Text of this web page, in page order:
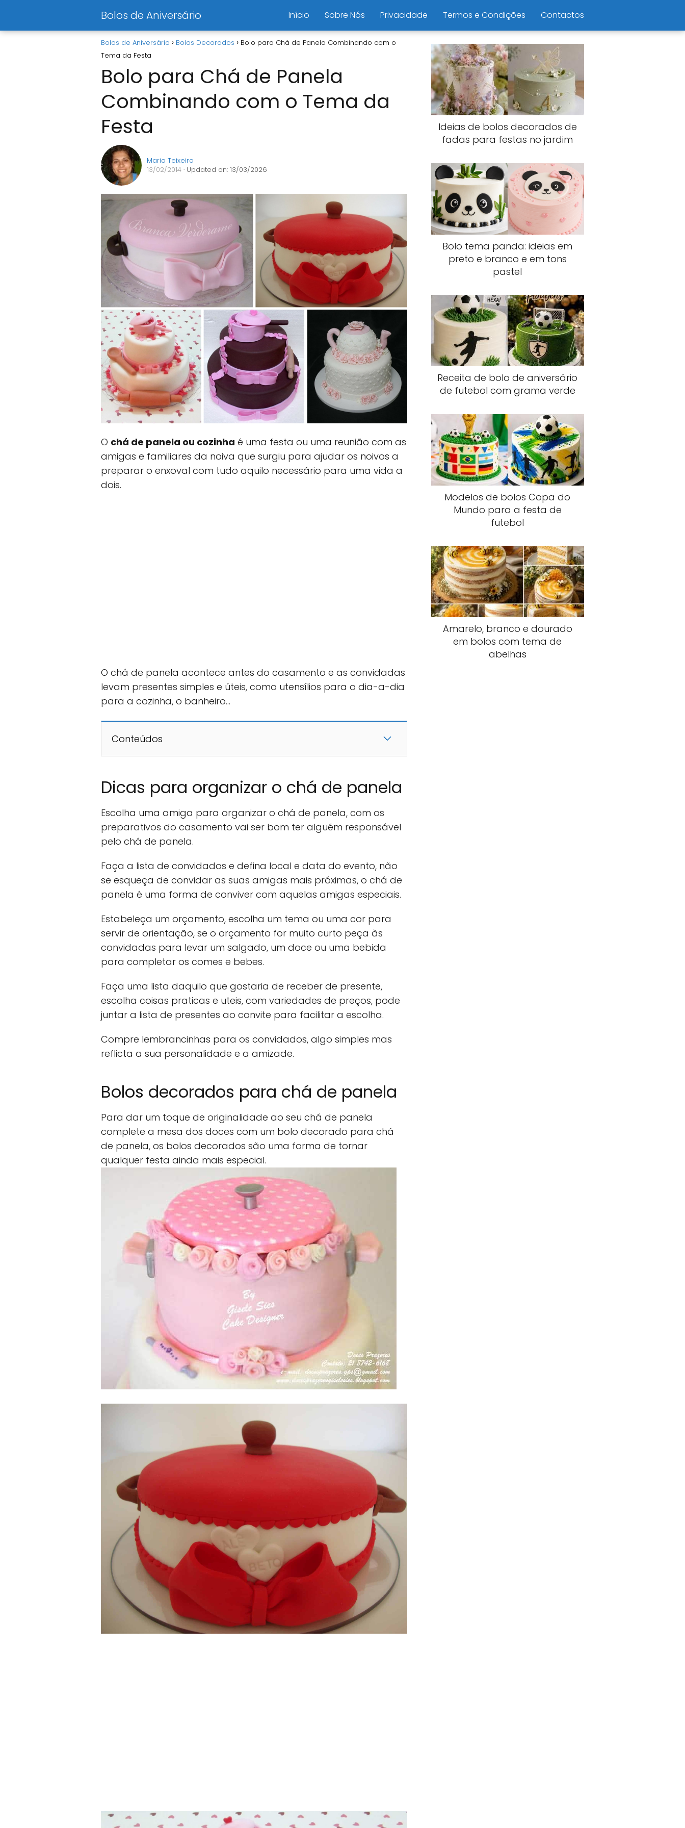
Bolos de Aniversário Início Sobre Nós Privacidade Termos e Condições Contactos
Bolos de Aniversário Bolos Decorados
Bolo para Chá de Panela Combinando com o
Tema da Festa
Bolo para Chá de Panela
Combinando com o Tema da
Festa
Maria Teixeira
13/02/2014 · Updated on: 13/03/2026
O chá de panela ou cozinha é uma festa ou uma reunião com as
amigas e familiares da noiva que surgiu para ajudar os noivos a
preparar o enxoval com tudo aquilo necessário para uma vida a
dois.
O chá de panela acontece antes do casamento e as convidadas
levam presentes simples e úteis, como utensílios para o dia-a-dia
para a cozinha, o banheiro…
Conteúdos
Dicas para organizar o chá de panela
Escolha uma amiga para organizar o chá de panela, com os
preparativos do casamento vai ser bom ter alguém responsável
pelo chá de panela.
Faça a lista de convidados e defina local e data do evento, não
se esqueça de convidar as suas amigas mais próximas, o chá de
panela é uma forma de conviver com aquelas amigas especiais.
Estabeleça um orçamento, escolha um tema ou uma cor para
servir de orientação, se o orçamento for muito curto peça às
convidadas para levar um salgado, um doce ou uma bebida
para completar os comes e bebes.
Faça uma lista daquilo que gostaria de receber de presente,
escolha coisas praticas e uteis, com variedades de preços, pode
juntar a lista de presentes ao convite para facilitar a escolha.
Compre lembrancinhas para os convidados, algo simples mas
reflicta a sua personalidade e a amizade.
Bolos decorados para chá de panela
Para dar um toque de originalidade ao seu chá de panela
complete a mesa dos doces com um bolo decorado para chá
de panela, os bolos decorados são uma forma de tornar
qualquer festa ainda mais especial.
Ideias de bolos decorados de
fadas para festas no jardim
Bolo tema panda: ideias em
preto e branco e em tons
pastel
Receita de bolo de aniversário
de futebol com grama verde
Modelos de bolos Copa do
Mundo para a festa de
futebol
Amarelo, branco e dourado
em bolos com tema de
abelhas